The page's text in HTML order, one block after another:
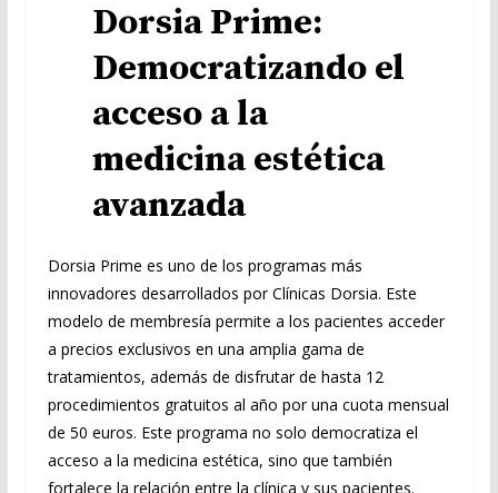
Dorsia Prime:
Democratizando el
acceso a la
medicina estética
avanzada
Dorsia Prime es uno de los programas más
innovadores desarrollados por Clínicas Dorsia. Este
modelo de membresía permite a los pacientes acceder
a precios exclusivos en una amplia gama de
tratamientos, además de disfrutar de hasta 12
procedimientos gratuitos al año por una cuota mensual
de 50 euros. Este programa no solo democratiza el
acceso a la medicina estética, sino que también
fortalece la relación entre la clínica y sus pacientes.